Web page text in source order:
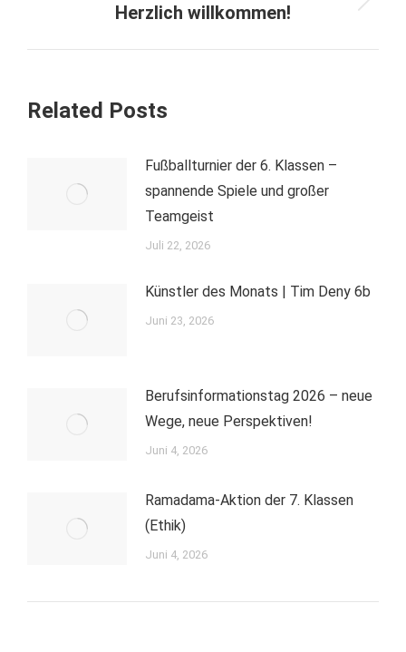
Nächster
Herzlich willkommen!
Related Posts
Fußballturnier der 6. Klassen –
spannende Spiele und großer
Teamgeist
Juli 22, 2026
Künstler des Monats | Tim Deny 6b
Juni 23, 2026
Berufsinformationstag 2026 – neue
Wege, neue Perspektiven!
Juni 4, 2026
Ramadama-Aktion der 7. Klassen
(Ethik)
Juni 4, 2026